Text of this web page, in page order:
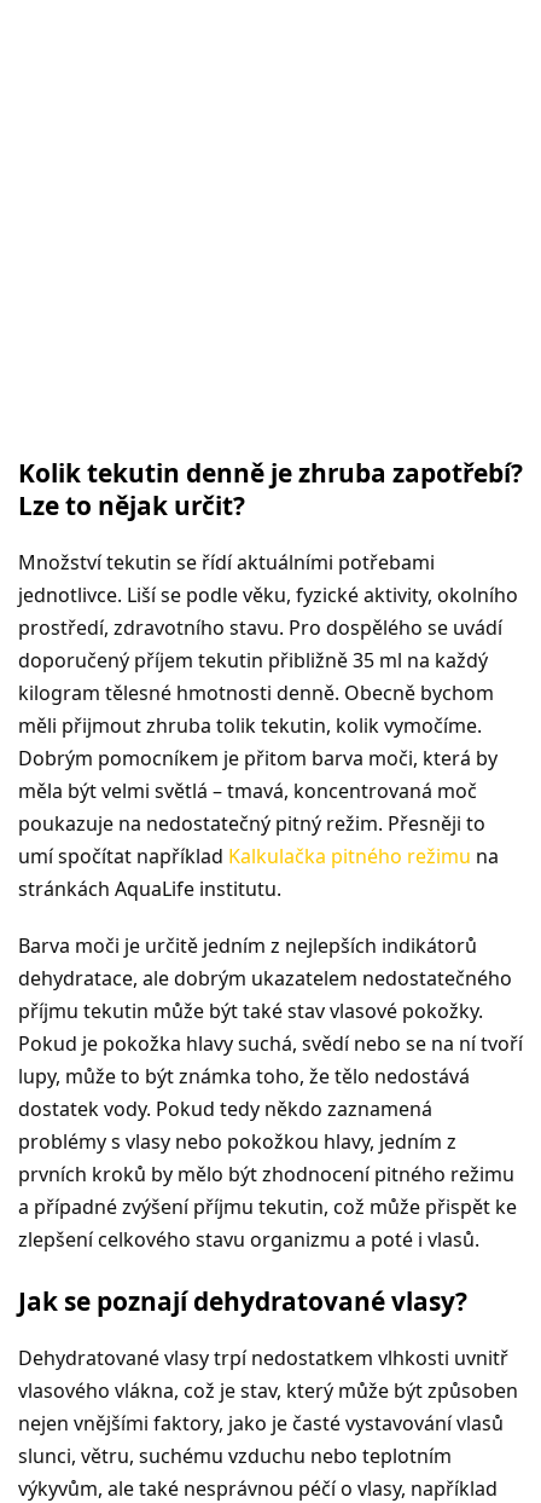
Kolik tekutin denně je zhruba zapotřebí?
Lze to nějak určit?
Množství tekutin se řídí aktuálními potřebami
jednotlivce. Liší se podle věku, fyzické aktivity, okolního
prostředí, zdravotního stavu. Pro dospělého se uvádí
doporučený příjem tekutin přibližně 35 ml na každý
kilogram tělesné hmotnosti denně. Obecně bychom
měli přijmout zhruba tolik tekutin, kolik vymočíme.
Dobrým pomocníkem je přitom barva moči, která by
měla být velmi světlá – tmavá, koncentrovaná moč
poukazuje na nedostatečný pitný režim. Přesněji to
umí spočítat například Kalkulačka pitného režimu na
stránkách AquaLife institutu.
Barva moči je určitě jedním z nejlepších indikátorů
dehydratace, ale dobrým ukazatelem nedostatečného
příjmu tekutin může být také stav vlasové pokožky.
Pokud je pokožka hlavy suchá, svědí nebo se na ní tvoří
lupy, může to být známka toho, že tělo nedostává
dostatek vody. Pokud tedy někdo zaznamená
problémy s vlasy nebo pokožkou hlavy, jedním z
prvních kroků by mělo být zhodnocení pitného režimu
a případné zvýšení příjmu tekutin, což může přispět ke
zlepšení celkového stavu organizmu a poté i vlasů.
Jak se poznají dehydratované vlasy?
Dehydratované vlasy trpí nedostatkem vlhkosti uvnitř
vlasového vlákna, což je stav, který může být způsoben
nejen vnějšími faktory, jako je časté vystavování vlasů
slunci, větru, suchému vzduchu nebo teplotním
výkyvům, ale také nesprávnou péčí o vlasy, například